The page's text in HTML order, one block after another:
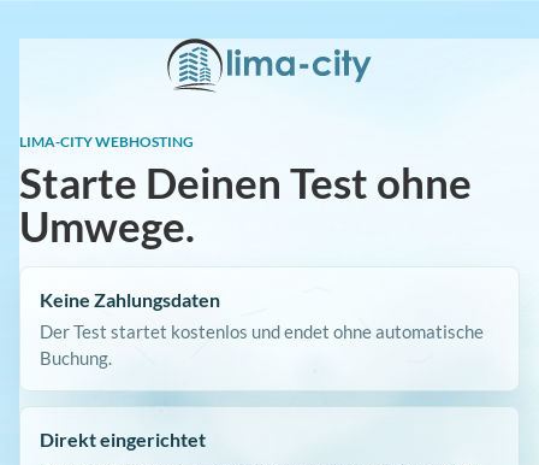
LIMA-CITY WEBHOSTING
Starte Deinen Test ohne
Umwege.
Keine Zahlungsdaten
Der Test startet kostenlos und endet ohne automatische
Buchung.
Direkt eingerichtet